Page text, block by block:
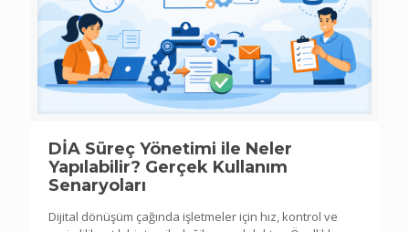
DİA Süreç Yönetimi ile Neler
Yapılabilir? Gerçek Kullanım
Senaryoları
Dijital dönüşüm çağında işletmeler için hız, kontrol ve